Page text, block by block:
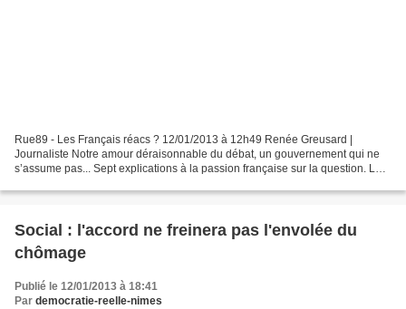
Rue89 - Les Français réacs ? 12/01/2013 à 12h49 Renée Greusard |
Journaliste Notre amour déraisonnable du débat, un gouvernement qui ne
s’assume pas... Sept explications à la passion française sur la question. La
Social : l'accord ne freinera pas l'envolée du
chômage
Publié le 12/01/2013 à 18:41
Par democratie-reelle-nimes